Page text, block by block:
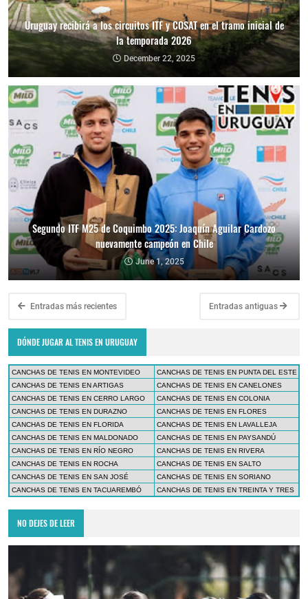
Uruguay recibirá a los circuitos ITF y COSAT en el tramo inicial de
la temporada 2026
December 22, 2025
Segundo ITF M25 de Coquimbo 2025: Joaquín Aguilar Cardozo
nuevamente campeón en Chile
June 1, 2025
Entradas más recientes Entradas antiguas
DÓNDE JUGAR AL TENIS EN URUGUAY
CANCHAS DE TENIS EN MONTEVIDEO
CANCHAS DE TENIS EN PUNTA DEL ESTE
CANCHAS DE TENIS EN ARTIGAS
CANCHAS DE TENIS EN CANELONES
CANCHAS DE TENIS EN CERRO LARGO
CANCHAS DE TENIS EN COLONIA
CANCHAS DE TENIS EN DURAZNO
CANCHAS DE TENIS EN FLORES
CANCHAS DE TENIS EN FLORIDA
CANCHAS DE TENIS EN LAVALLEJA
CANCHAS DE TENIS EN MALDONADO
CANCHAS DE TENIS EN PAYSANDÚ
CANCHAS DE TENIS EN RÍO NEGRO
CANCHAS DE TENIS EN RIVERA
CANCHAS DE TENIS EN ROCHA
CANCHAS DE TENIS EN SALTO
CANCHAS DE TENIS EN SAN JOSÉ
CANCHAS DE TENIS EN SORIANO
CANCHAS DE TENIS EN TACUAREMBÓ
CANCHAS DE TENIS EN TREINTA Y TRES
NO DEJES DE LEER